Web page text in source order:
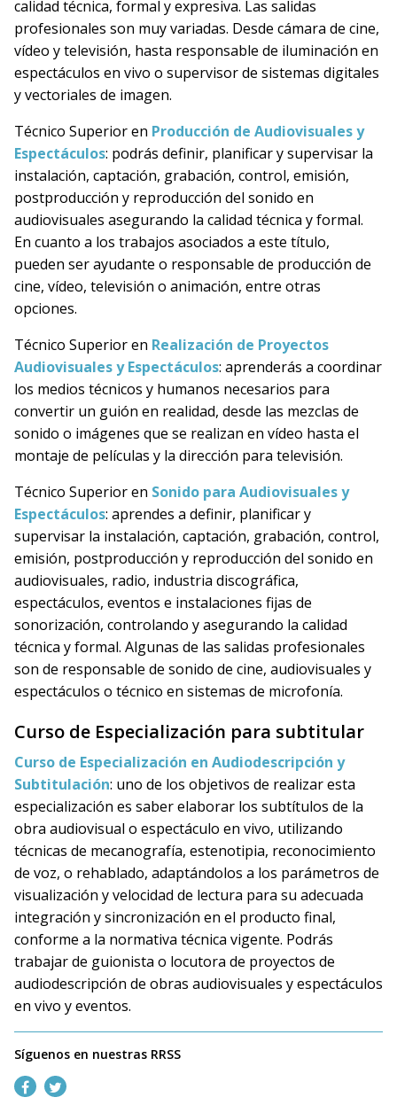
calidad técnica, formal y expresiva. Las salidas
profesionales son muy variadas. Desde cámara de cine,
vídeo y televisión, hasta responsable de iluminación en
espectáculos en vivo o supervisor de sistemas digitales
y vectoriales de imagen.
Técnico Superior en Producción de Audiovisuales y
Espectáculos: podrás definir, planificar y supervisar la
instalación, captación, grabación, control, emisión,
postproducción y reproducción del sonido en
audiovisuales asegurando la calidad técnica y formal.
En cuanto a los trabajos asociados a este título,
pueden ser ayudante o responsable de producción de
cine, vídeo, televisión o animación, entre otras
opciones.
Técnico Superior en Realización de Proyectos
Audiovisuales y Espectáculos: aprenderás a coordinar
los medios técnicos y humanos necesarios para
convertir un guión en realidad, desde las mezclas de
sonido o imágenes que se realizan en vídeo hasta el
montaje de películas y la dirección para televisión.
Técnico Superior en Sonido para Audiovisuales y
Espectáculos: aprendes a definir, planificar y
supervisar la instalación, captación, grabación, control,
emisión, postproducción y reproducción del sonido en
audiovisuales, radio, industria discográfica,
espectáculos, eventos e instalaciones fijas de
sonorización, controlando y asegurando la calidad
técnica y formal. Algunas de las salidas profesionales
son de responsable de sonido de cine, audiovisuales y
espectáculos o técnico en sistemas de microfonía.
Curso de Especialización para subtitular
Curso de Especialización en Audiodescripción y
Subtitulación: uno de los objetivos de realizar esta
especialización es saber elaborar los subtítulos de la
obra audiovisual o espectáculo en vivo, utilizando
técnicas de mecanografía, estenotipia, reconocimiento
de voz, o rehablado, adaptándolos a los parámetros de
visualización y velocidad de lectura para su adecuada
integración y sincronización en el producto final,
conforme a la normativa técnica vigente. Podrás
trabajar de guionista o locutora de proyectos de
audiodescripción de obras audiovisuales y espectáculos
en vivo y eventos.
Síguenos en nuestras RRSS